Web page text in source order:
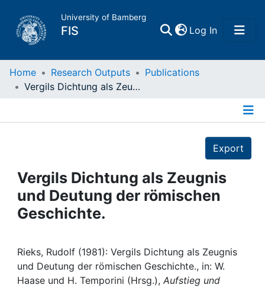
University of Bamberg
FIS Log In(current)
Home
Projects
People
Awards
Home Research Outputs
Publications
Vergils Dichtung als Zeugnis und Deutung der römischen Geschichte.
Export
Vergils Dichtung als Zeugnis
und Deutung der römischen
Geschichte.
Rieks, Rudolf (1981): Vergils Dichtung als Zeugnis
und Deutung der römischen Geschichte., in: W.
Haase und H. Temporini (Hrsg.), Aufstieg und